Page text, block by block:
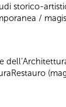
storico-
/